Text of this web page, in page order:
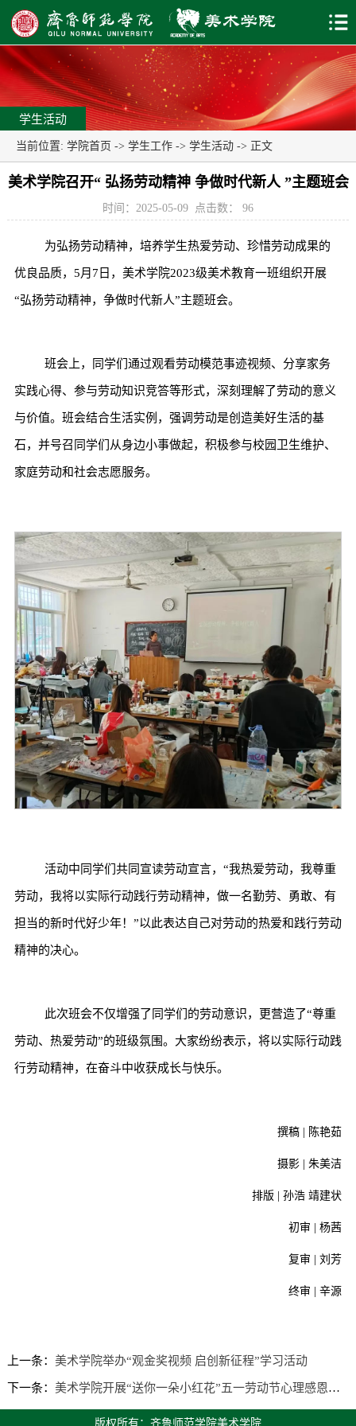
学生活动
当前位置: 学院首页 -> 学生工作 -> 学生活动 -> 正文
美术学院召开“ 弘扬劳动精神 争做时代新人 ”主题班会
时间：2025-05-09 点击数： 96
为弘扬劳动精神，培养学生热爱劳动、珍惜劳动成果的
优良品质，5月7日，美术学院2023级美术教育一班组织开展
“弘扬劳动精神，争做时代新人”主题班会。
班会上，同学们通过观看劳动模范事迹视频、分享家务
实践心得、参与劳动知识竞答等形式，深刻理解了劳动的意义
与价值。班会结合生活实例，强调劳动是创造美好生活的基
石，并号召同学们从身边小事做起，积极参与校园卫生维护、
家庭劳动和社会志愿服务。
活动中同学们共同宣读劳动宣言，“我热爱劳动，我尊重
劳动，我将以实际行动践行劳动精神，做一名勤劳、勇敢、有
担当的新时代好少年！”以此表达自己对劳动的热爱和践行劳动
精神的决心。
此次班会不仅增强了同学们的劳动意识，更营造了“尊重
劳动、热爱劳动”的班级氛围。大家纷纷表示，将以实际行动践
行劳动精神，在奋斗中收获成长与快乐。
撰稿 | 陈艳茹
摄影 | 朱美洁
排版 | 孙浩 靖建状
初审 | 杨茜
复审 | 刘芳
终审 | 辛源
上一条： 美术学院举办“观金奖视频 启创新征程”学习活动
下一条： 美术学院开展“送你一朵小红花”五一劳动节心理感恩与庆祝活动
版权所有：齐鲁师范学院美术学院